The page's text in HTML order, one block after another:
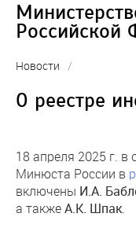
Российской
Новости /
О реестре
18 апреля 2025 г. в
Минюста России в
включены И.А.
а такжеА.К. Шпак